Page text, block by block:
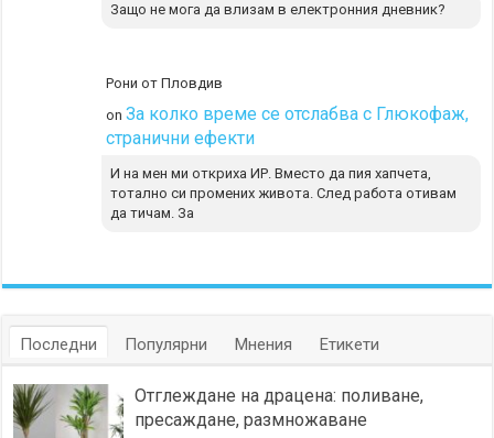
Защо не мога да влизам в електронния дневник?
Рони от Пловдив
onЗа колко време се отслабва с Глюкофаж,
странични ефекти
И на мен ми откриха ИР. Вместо да пия хапчета,
тотално си промених живота. След работа отивам
да тичам. За
Последни Популярни Мнения Етикети
Отглеждане на драцена: поливане,
пресаждане, размножаване